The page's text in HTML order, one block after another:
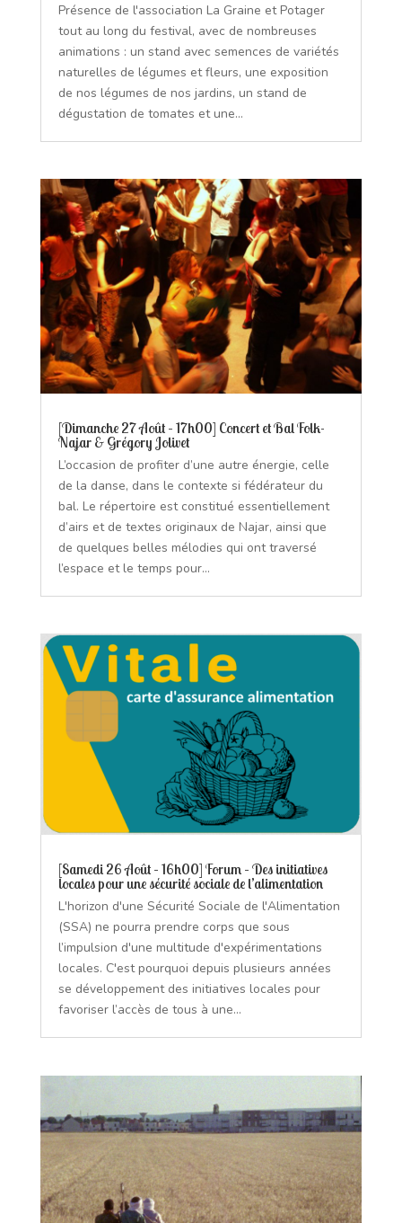
Présence de l'association La Graine et Potager
tout au long du festival, avec de nombreuses
animations : un stand avec semences de variétés
naturelles de légumes et fleurs, une exposition
de nos légumes de nos jardins, un stand de
dégustation de tomates et une...
[Dimanche 27 Août – 17h00] Concert et Bal Folk-
Najar & Grégory Jolivet
L’occasion de profiter d’une autre énergie, celle
de la danse, dans le contexte si fédérateur du
bal. Le répertoire est constitué essentiellement
d’airs et de textes originaux de Najar, ainsi que
de quelques belles mélodies qui ont traversé
l’espace et le temps pour...
[Samedi 26 Août – 16h00] Forum – Des initiatives
locales pour une sécurité sociale de l’alimentation
L'horizon d'une Sécurité Sociale de l'Alimentation
(SSA) ne pourra prendre corps que sous
l’impulsion d'une multitude d'expérimentations
locales. C'est pourquoi depuis plusieurs années
se développement des initiatives locales pour
favoriser l’accès de tous à une...